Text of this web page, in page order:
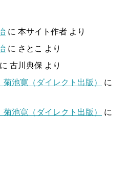
に 本サイト作者 より
に さとこ より
に 古川典保 より
菊池寛（ダイレクト出版）
に
菊池寛（ダイレクト出版）
に